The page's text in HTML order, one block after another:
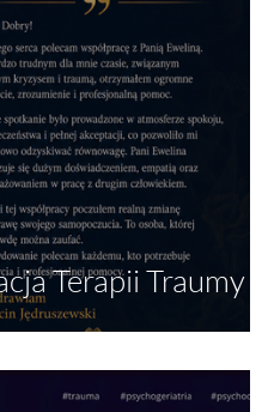
Terapii Traumy i